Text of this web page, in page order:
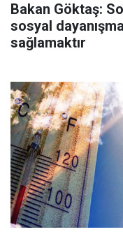
Bakan Göktaş:
sosyal
sağlamaktır